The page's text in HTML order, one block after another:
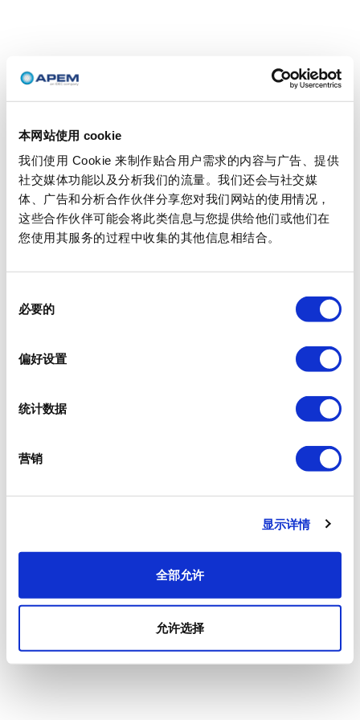
本网站使用 cookie
我们使用 Cookie 来制作贴合用户需求的内容与广告、提供
社交媒体功能以及分析我们的流量。我们还会与社交媒
体、广告和分析合作伙伴分享您对我们网站的使用情况，
这些合作伙伴可能会将此类信息与您提供给他们或他们在
您使用其服务的过程中收集的其他信息相结合。
必要的
偏好设置
统计数据
营销
显示详情
全部允许
允许选择